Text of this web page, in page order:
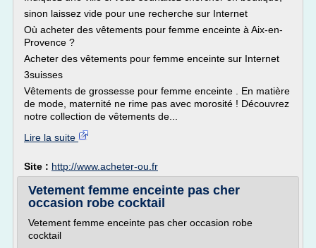
sinon laissez vide pour une recherche sur Internet
Où acheter des vêtements pour femme enceinte à Aix-en-
Provence ?
Acheter des vêtements pour femme enceinte sur Internet
3suisses
Vêtements de grossesse pour femme enceinte . En matière
de mode, maternité ne rime pas avec morosité ! Découvrez
notre collection de vêtements de...
Lire la suite
Site : http://www.acheter-ou.fr
Vetement femme enceinte pas cher
occasion robe cocktail
Vetement femme enceinte pas cher occasion robe
cocktail